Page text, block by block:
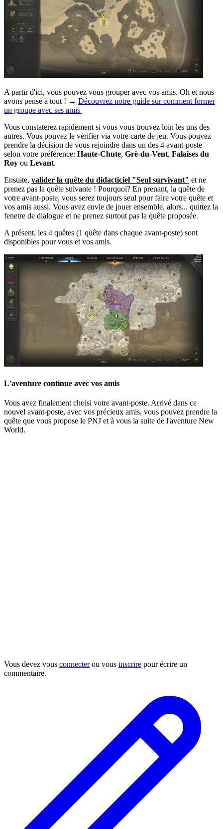
A partir d'ici, vous pouvez vous grouper avec vos amis. Oh et nous
avons pensé à tout ! → Découvrez notre guide sur comment former
un groupe avec ses amis
Vous constaterez rapidement si vous vous trouvez loin les uns des
autres. Vous pouvez le vérifier via votre carte de jeu. Vous pouvez
prendre la décision de vous rejoindre dans un des 4 avant-poste
selon votre préférence: Haute-Chute, Grè-du-Vent, Falaises du
Roy ou Levant.
Ensuite, valider la quête du didacticiel "Seul survivant" et ne
prenez pas la quête suivante ! Pourquoi? En prenant, la quête de
votre avant-poste, vous serez toujours seul pour faire votre quête et
vos amis aussi. Vous avez envie de jouer ensemble, alors... quittez la
fenetre de dialogue et ne prenez surtout pas la quête proposée.
A présent, les 4 quêtes (1 quête dans chaque avant-poste) sont
disponibles pour vous et vos amis.
L'aventure continue avec vos amis
Vous avez finalement choisi votre avant-poste. Arrivé dans ce
nouvel avant-poste, avec vos précieux amis, vous pouvez prendre la
quête que vous propose le PNJ et à vous la suite de l'aventure New
World.
Vous devez vous connecterou vous inscrire pour écrire un
commentaire.